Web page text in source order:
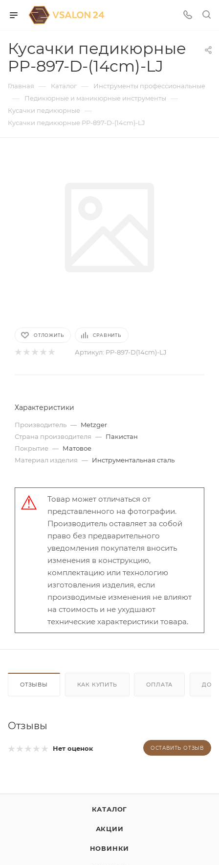
Кусачки педикюрные
PP-897-D-(14cm)-LJ
Главная — Каталог — Инструменты профессиональные
— Педикюрные и маникюрные инструменты —
Кусачки педикюрные —
Кусачки педикюрные PP-897-D-(14cm)-LJ
ОТЛОЖИТЬ СРАВНИТЬ
Артикул: PP-897-D(14cm)-LJ
Характеристики
Производитель — Metzger
Страна производителя — Пакистан
Покрытие — Матовое
Материал изделия — Инструментальная сталь
Товар может отличаться от
представленного на фотографии.
Производитель оставляет за собой
право без предварительного
уведомления покупателя вносить
изменения в конструкцию,
комплектацию или технологию
изготовления изделия, если
производимые изменения не влияют
на стоимость и не ухудшают
технические характеристики товара.
ОТЗЫВЫ КАК КУПИТЬ ОПЛАТА
Отзывы
Нет оценок ОСТАВИТЬ ОТЗЫВ
КАТАЛОГ
АКЦИИ
НОВИНКИ